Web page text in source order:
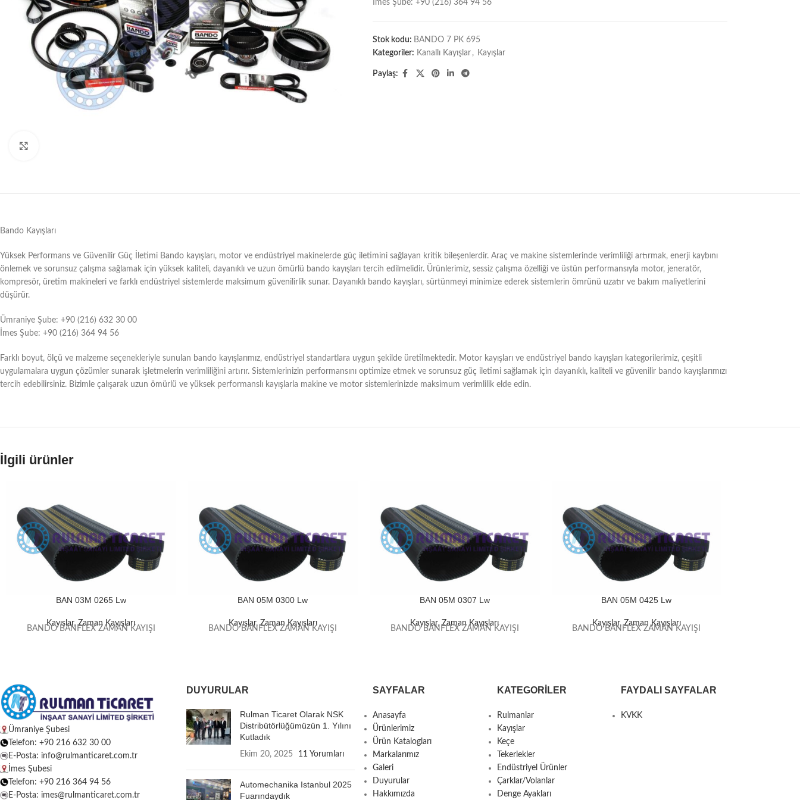
İmes Şube: +90 (216) 364 94 56
Stok kodu: BANDO 7 PK 695
Kategoriler: Kanallı Kayışlar , Kayışlar
Paylaş:
Bando Kayışları
Yüksek Performans ve Güvenilir Güç İletimi Bando kayışları, motor ve endüstriyel makinelerde güç iletimini sağlayan kritik bileşenlerdir. Araç ve makine sistemlerinde verimliliği artırmak, enerji kaybını
önlemek ve sorunsuz çalışma sağlamak için yüksek kaliteli, dayanıklı ve uzun ömürlü bando kayışları tercih edilmelidir. Ürünlerimiz, sessiz çalışma özelliği ve üstün performansıyla motor, jeneratör,
kompresör, üretim makineleri ve farklı endüstriyel sistemlerde maksimum güvenilirlik sunar. Dayanıklı bando kayışları, sürtünmeyi minimize ederek sistemlerin ömrünü uzatır ve bakım maliyetlerini
düşürür.
Ümraniye Şube: +90 (216) 632 30 00
İmes Şube: +90 (216) 364 94 56
Farklı boyut, ölçü ve malzeme seçenekleriyle sunulan bando kayışlarımız, endüstriyel standartlara uygun şekilde üretilmektedir. Motor kayışları ve endüstriyel bando kayışları kategorilerimiz, çeşitli
uygulamalara uygun çözümler sunarak işletmelerin verimliliğini artırır. Sistemlerinizin performansını optimize etmek ve sorunsuz güç iletimi sağlamak için dayanıklı, kaliteli ve güvenilir bando kayışlarımızı
tercih edebilirsiniz. Bizimle çalışarak uzun ömürlü ve yüksek performanslı kayışlarla makine ve motor sistemlerinizde maksimum verimlilik elde edin.
İlgili ürünler
BAN 03M 0265 Lw
Kayışlar,Zaman Kayışları
BANDO BANFLEX ZAMAN KAYIŞI
BAN 05M 0300 Lw
Kayışlar,Zaman Kayışları
BANDO BANFLEX ZAMAN KAYIŞI
BAN 05M 0307 Lw
Kayışlar,Zaman Kayışları
BANDO BANFLEX ZAMAN KAYIŞI
BAN 05M 0425 Lw
Kayışlar,Zaman Kayışları
BANDO BANFLEX ZAMAN KAYIŞI
Ümraniye Şubesi
Telefon: +90 216 632 30 00
E-Posta: info@rulmanticaret.com.tr
İmes Şubesi
Telefon: +90 216 364 94 56
E-Posta: imes@rulmanticaret.com.tr
DUYURULAR
Rulman Ticaret Olarak NSK
Distribütörlüğümüzün 1. Yılını
Kutladık
Ekim 20, 2025 11 Yorumları
Automechanika Istanbul 2025
Fuarındaydık
SAYFALAR
Anasayfa
Ürünlerimiz
Ürün Katalogları
Markalarımız
Galeri
Duyurular
Hakkımızda
KATEGORILER
Rulmanlar
Kayışlar
Keçe
Tekerlekler
Endüstriyel Ürünler
Çarklar/Volanlar
Denge Ayakları
FAYDALI SAYFALAR
KVKK